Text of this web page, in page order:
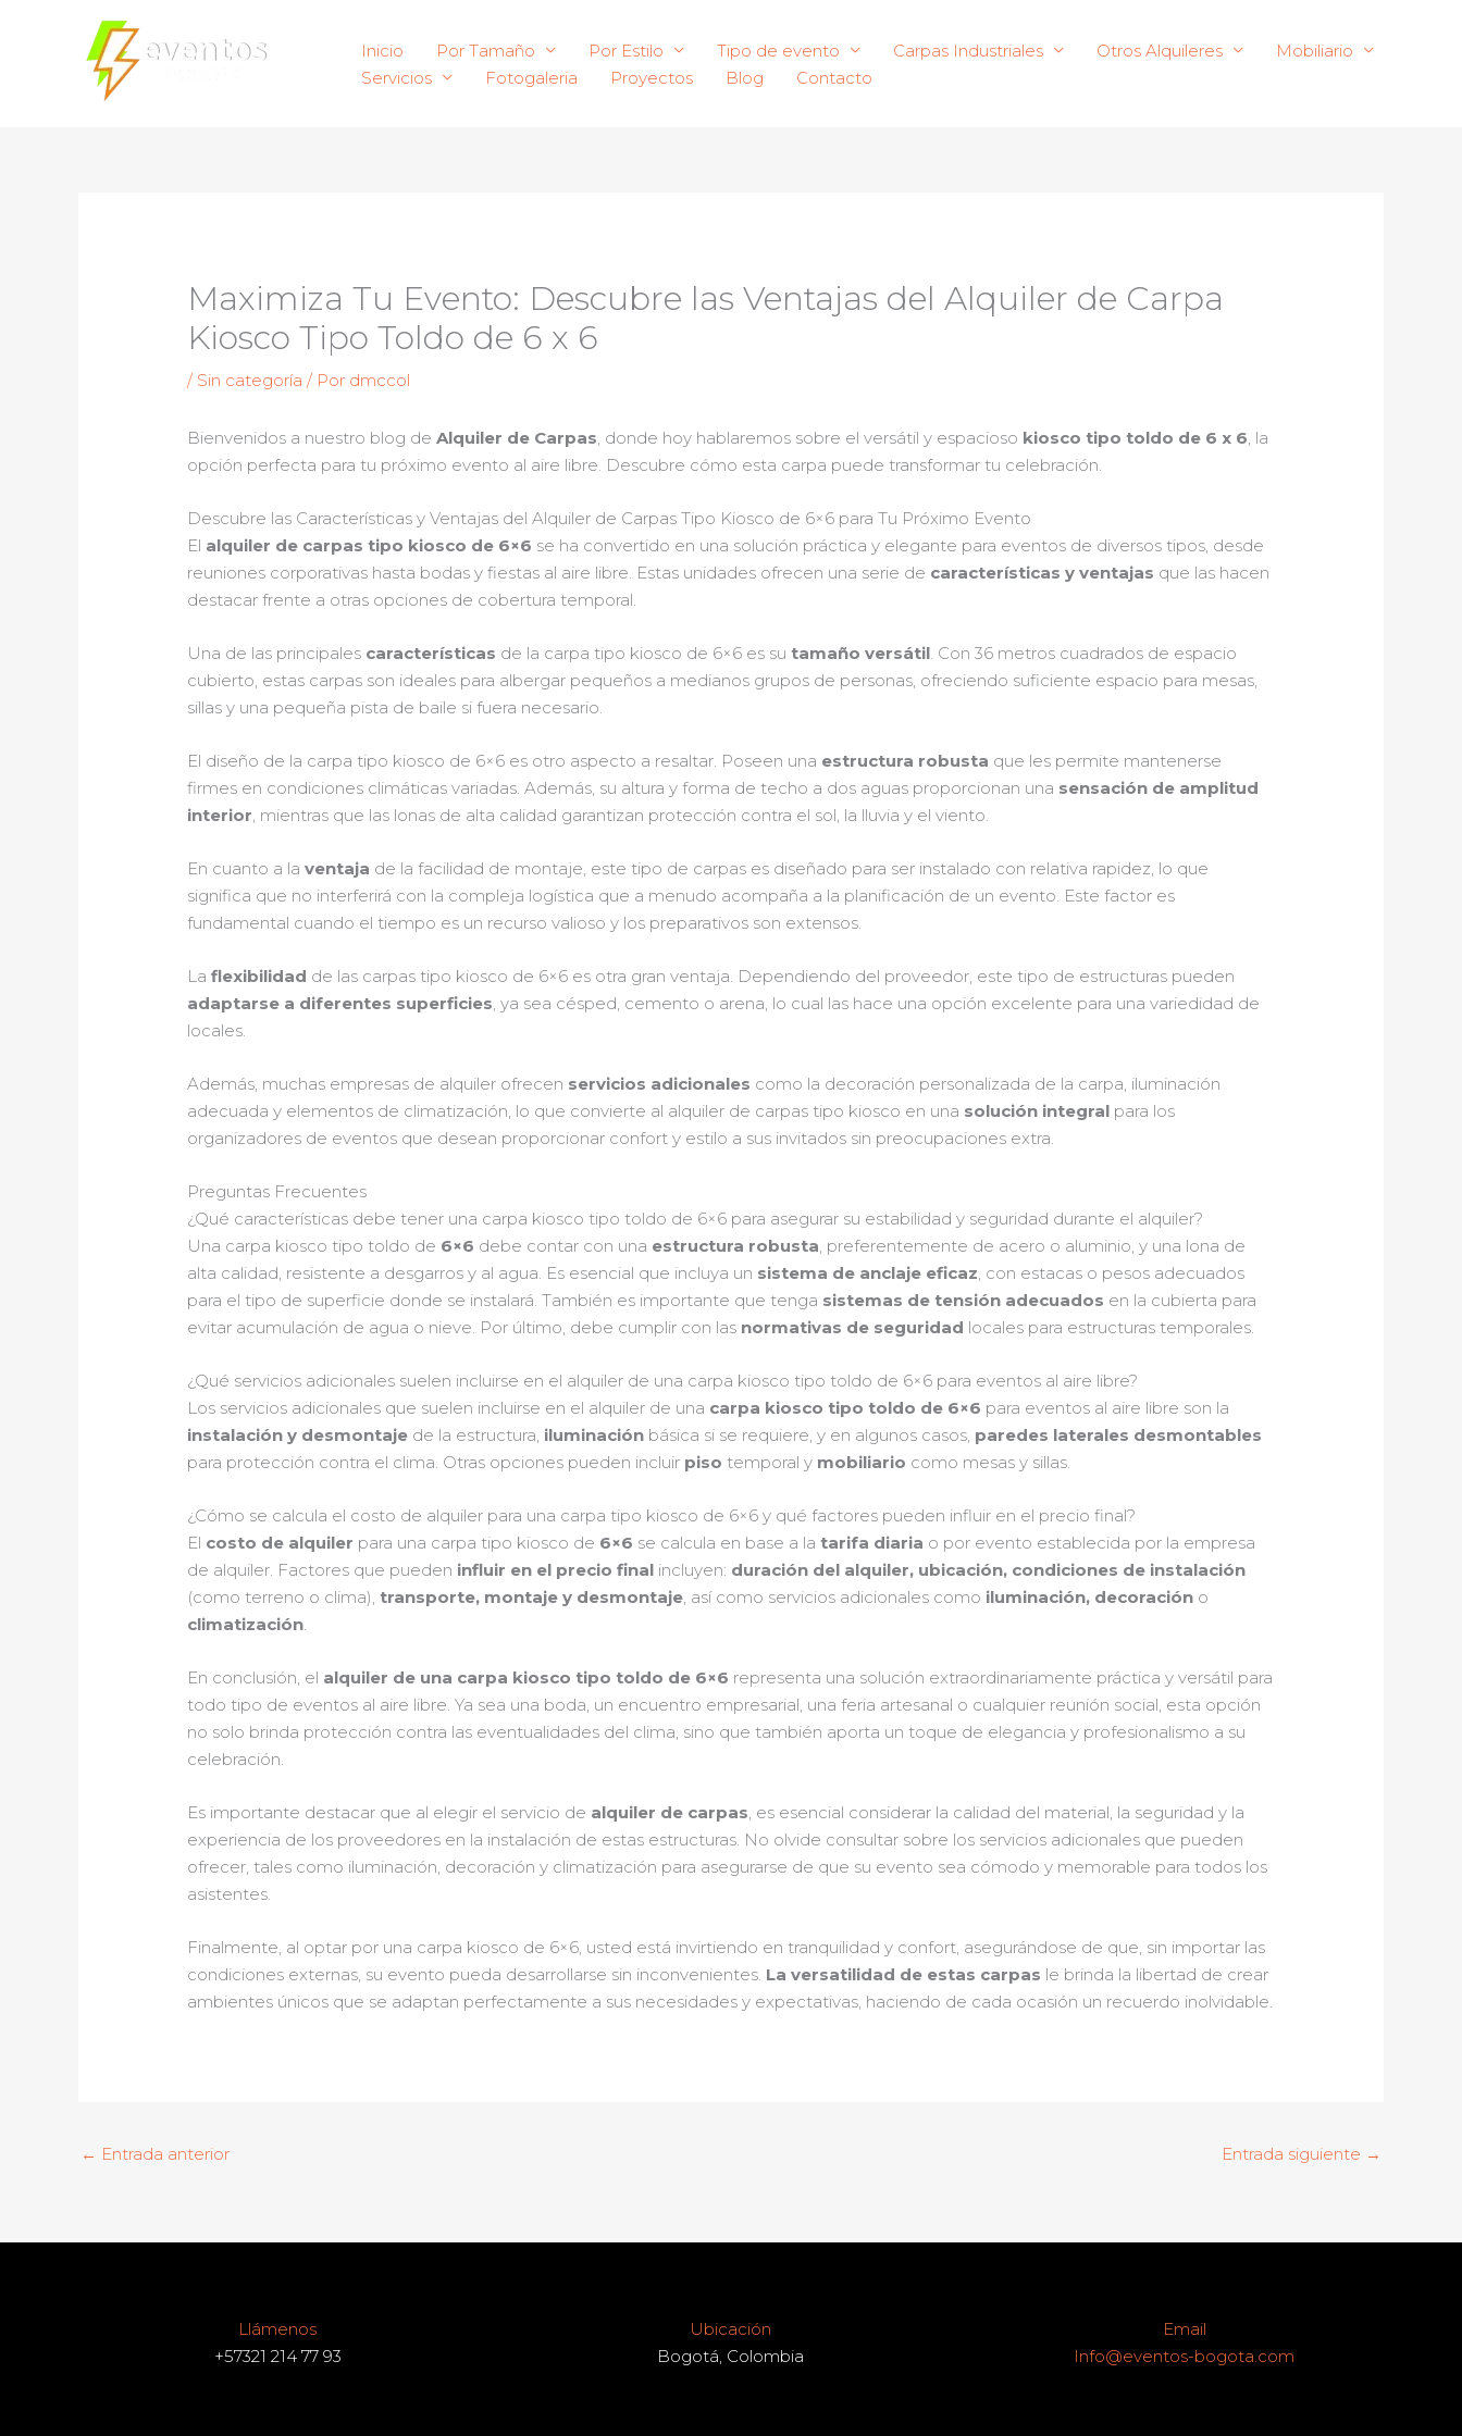
Inicio Por Tamaño Por Estilo Tipo de evento Carpas Industriales Otros Alquileres
Mobiliario
Servicios
Fotogaleria Proyectos Blog Contacto
Maximiza Tu Evento: Descubre las Ventajas del Alquiler de Carpa
Kiosco Tipo Toldo de 6 x 6
/ Sin categoría / Por dmccol
Bienvenidos a nuestro blog deAlquiler de Carpas, donde hoy hablaremos sobre el versátil y espacioso kiosco tipo toldo de 6 x 6, la
opción perfecta para tu próximo evento al aire libre. Descubre cómo esta carpa puede transformar tu celebración.
Descubre las Características y Ventajas del Alquiler de Carpas Tipo Kiosco de 6×6 para Tu Próximo Evento
El alquiler de carpas tipo kiosco de 6×6 se ha convertido en una solución práctica y elegante para eventos de diversos tipos, desde
reuniones corporativas hasta bodas y fiestas al aire libre. Estas unidades ofrecen una serie de características y ventajas que las hacen
destacar frente a otras opciones de cobertura temporal.
Una de las principales características de la carpa tipo kiosco de 6×6 es sutamaño versátil. Con 36 metros cuadrados de espacio
cubierto, estas carpas son ideales para albergar pequeños a medianos grupos de personas, ofreciendo suficiente espacio para mesas,
sillas y una pequeña pista de baile si fuera necesario.
El diseño de la carpa tipo kiosco de 6×6 es otro aspecto a resaltar. Poseen una estructura robusta que les permite mantenerse
firmes en condiciones climáticas variadas. Además, su altura y forma de techo a dos aguas proporcionan una sensación de amplitud
interior, mientras que las lonas de alta calidad garantizan protección contra el sol, la lluvia y el viento.
En cuanto a laventaja de la facilidad de montaje, este tipo de carpas es diseñado para ser instalado con relativa rapidez, lo que
significa que no interferirá con la compleja logística que a menudo acompaña a la planificación de un evento. Este factor es
fundamental cuando el tiempo es un recurso valioso y los preparativos son extensos.
Laflexibilidad de las carpas tipo kiosco de 6×6 es otra gran ventaja. Dependiendo del proveedor, este tipo de estructuras pueden
adaptarse a diferentes superficies, ya sea césped, cemento o arena, lo cual las hace una opción excelente para una variedidad de
locales.
Además, muchas empresas de alquiler ofrecen servicios adicionales como la decoración personalizada de la carpa, iluminación
adecuada y elementos de climatización, lo que convierte al alquiler de carpas tipo kiosco en una solución integral para los
organizadores de eventos que desean proporcionar confort y estilo a sus invitados sin preocupaciones extra.
Preguntas Frecuentes
¿Qué características debe tener una carpa kiosco tipo toldo de 6×6 para asegurar su estabilidad y seguridad durante el alquiler?
Una carpa kiosco tipo toldo de 6×6 debe contar con una estructura robusta, preferentemente de acero o aluminio, y una lona de
alta calidad, resistente a desgarros y al agua. Es esencial que incluya un sistema de anclaje eficaz, con estacas o pesos adecuados
para el tipo de superficie donde se instalará. También es importante que tenga sistemas de tensión adecuados en la cubierta para
evitar acumulación de agua o nieve. Por último, debe cumplir con las normativas de seguridad locales para estructuras temporales.
¿Qué servicios adicionales suelen incluirse en el alquiler de una carpa kiosco tipo toldo de 6×6 para eventos al aire libre?
Los servicios adicionales que suelen incluirse en el alquiler de una carpa kiosco tipo toldo de 6×6 para eventos al aire libre son la
instalación y desmontaje de la estructura, iluminación básica si se requiere, y en algunos casos, paredes laterales desmontables
para protección contra el clima. Otras opciones pueden incluir piso temporal y mobiliario como mesas y sillas.
¿Cómo se calcula el costo de alquiler para una carpa tipo kiosco de 6×6 y qué factores pueden influir en el precio final?
El costo de alquiler para una carpa tipo kiosco de 6×6 se calcula en base a latarifa diaria o por evento establecida por la empresa
de alquiler. Factores que pueden influir en el precio final incluyen: duración del alquiler, ubicación, condiciones de instalación
(como terreno o clima),transporte, montaje y desmontaje, así como servicios adicionales como iluminación, decoración o
climatización.
En conclusión, el alquiler de una carpa kiosco tipo toldo de 6×6 representa una solución extraordinariamente práctica y versátil para
todo tipo de eventos al aire libre. Ya sea una boda, un encuentro empresarial, una feria artesanal o cualquier reunión social, esta opción
no solo brinda protección contra las eventualidades del clima, sino que también aporta un toque de elegancia y profesionalismo a su
celebración.
Es importante destacar que al elegir el servicio de alquiler de carpas, es esencial considerar la calidad del material, la seguridad y la
experiencia de los proveedores en la instalación de estas estructuras. No olvide consultar sobre los servicios adicionales que pueden
ofrecer, tales como iluminación, decoración y climatización para asegurarse de que su evento sea cómodo y memorable para todos los
asistentes.
Finalmente, al optar por una carpa kiosco de 6×6, usted está invirtiendo en tranquilidad y confort, asegurándose de que, sin importar las
condiciones externas, su evento pueda desarrollarse sin inconvenientes. La versatilidad de estas carpas le brinda la libertad de crear
ambientes únicos que se adaptan perfectamente a sus necesidades y expectativas, haciendo de cada ocasión un recuerdo inolvidable.
← Entrada anterior Entrada siguiente →
Llámenos
+57321 214 77 93
Ubicación
Bogotá, Colombia
Email
Info@eventos-bogota.com